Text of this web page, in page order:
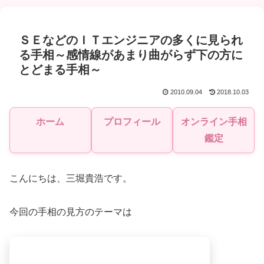
ＳＥなどのＩＴエンジニアの多くに見られ
る手相～感情線があまり曲がらず下の方に
とどまる手相～
2010.09.04 2018.10.03
ホーム プロフィール
オンライン手相
鑑定
こんにちは、三堀貴浩です。
今回の手相の見方のテーマは